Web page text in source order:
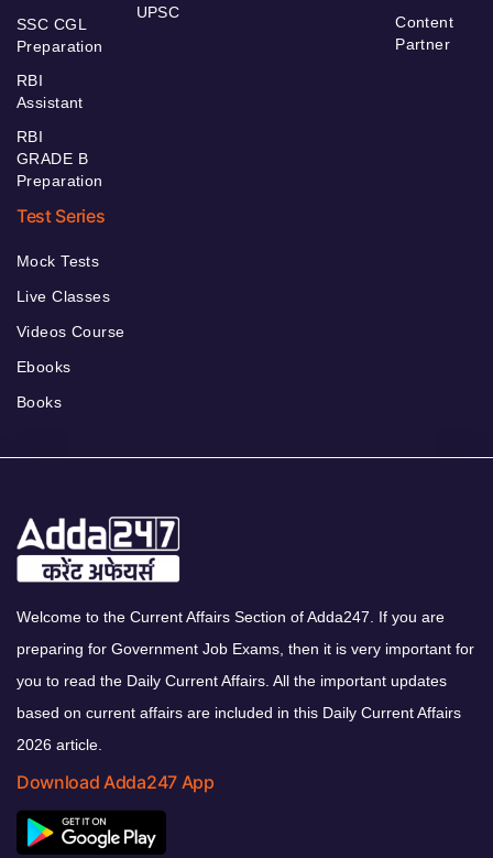
SSC CGL
Preparation
RBI
Assistant
RBI
GRADE B
Preparation
UPSC
Content
Partner
Test Series
Mock Tests
Live Classes
Videos Course
Ebooks
Books
Welcome to the Current Affairs Section of Adda247. If you are
preparing for Government Job Exams, then it is very important for
you to read the Daily Current Affairs. All the important updates
based on current affairs are included in this Daily Current Affairs
2026 article.
Download Adda247 App